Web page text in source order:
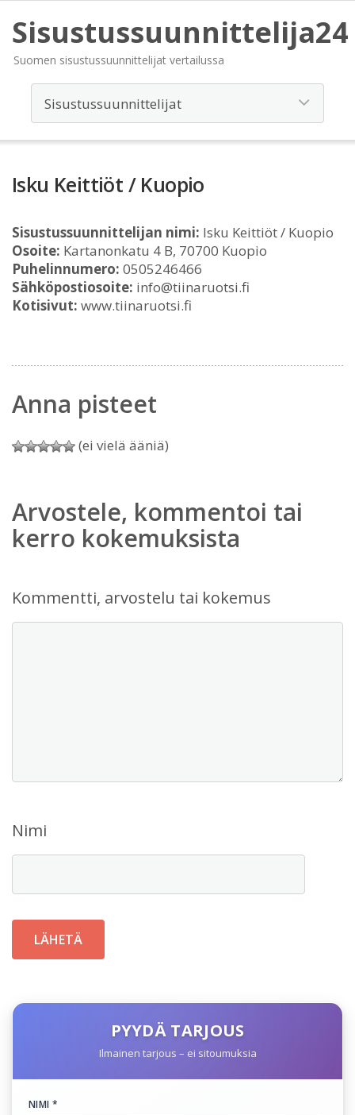
Sisustussuunnittelija24
Suomen sisustussuunnittelijat vertailussa
Isku Keittiöt / Kuopio
Sisustussuunnittelijan nimi: Isku Keittiöt / Kuopio
Osoite: Kartanonkatu 4 B, 70700 Kuopio
Puhelinnumero: 0505246466
Sähköpostiosoite: info@tiinaruotsi.fi
Kotisivut: www.tiinaruotsi.fi
Anna pisteet
(ei vielä ääniä)
Arvostele, kommentoi tai
kerro kokemuksista
Kommentti, arvostelu tai kokemus
Nimi
PYYDÄ TARJOUS
Ilmainen tarjous – ei sitoumuksia
NIMI *